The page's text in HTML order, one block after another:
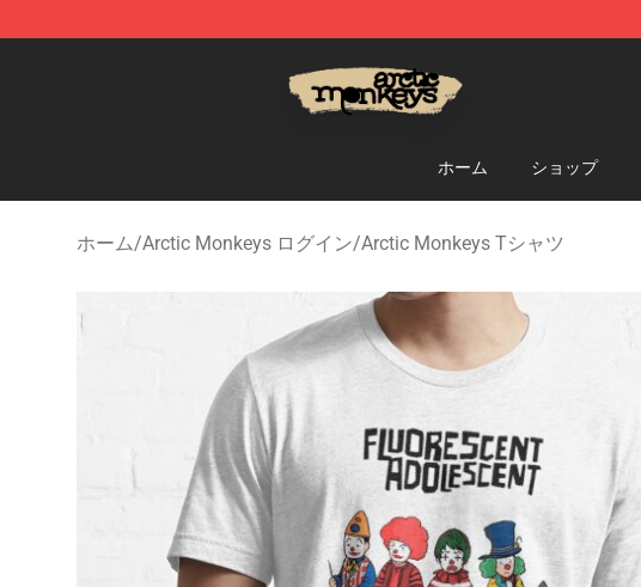
ホーム ショップ
ホーム/Arctic Monkeys ログイン/Arctic Monkeys Tシャツ